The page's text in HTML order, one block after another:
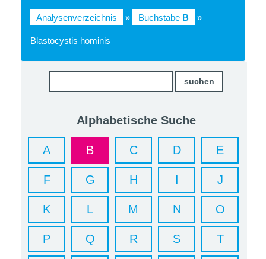
Analysenverzeichnis » Buchstabe B »
Blastocystis hominis
Alphabetische Suche
A B C D E
F G H I J
K L M N O
P Q R S T